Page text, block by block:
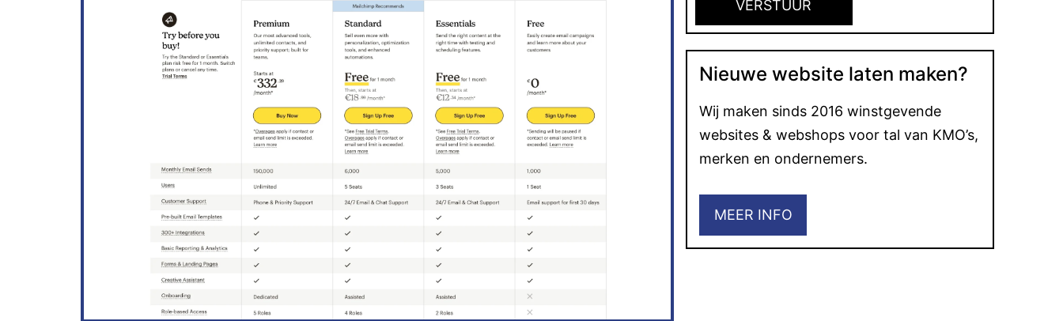
Nieuwe website laten maken?
Wij maken sinds 2016 winstgevende
websites & webshops voor tal van KMO’s,
merken en ondernemers.
MEER INFO